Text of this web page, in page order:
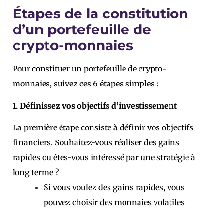
Étapes de la constitution
d’un portefeuille de
crypto-monnaies
Pour constituer un portefeuille de crypto-
monnaies, suivez ces 6 étapes simples :
1. Définissez vos objectifs d’investissement
La première étape consiste à définir vos objectifs
financiers. Souhaitez-vous réaliser des gains
rapides ou êtes-vous intéressé par une stratégie à
long terme ?
Si vous voulez des gains rapides, vous
pouvez choisir des monnaies volatiles